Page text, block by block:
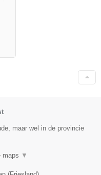
maar wel in de provincie
maps ▼